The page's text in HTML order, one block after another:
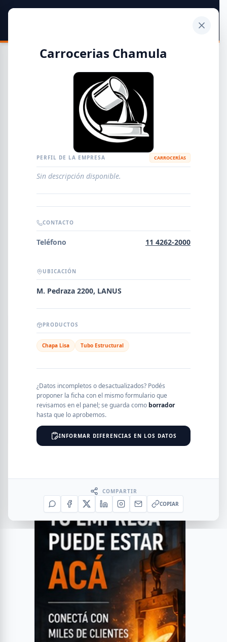
Guía de Empresas Metalúrgicas y Siderúrgicas
METALÚRGICAS
EMPRESAS AGREGAR EMPRESA
Error al cargar empresas.
NOMBRE
PROVINCIA
Carrocerias Chamula
PERFIL DE LA EMPRESA CARROCERÍAS
Sin descripción disponible.
CONTACTO
Teléfono 11 4262-2000
UBICACIÓN
M. Pedraza 2200, LANUS
PRODUCTOS
Chapa Lisa Tubo Estructural
¿Datos incompletos o desactualizados? Podés
proponer la ficha con el mismo formulario que
revisamos en el panel; se guarda como borrador
hasta que lo aprobemos.
INFORMAR DIFERENCIAS EN LOS DATOS
COMPARTIR
COPIAR